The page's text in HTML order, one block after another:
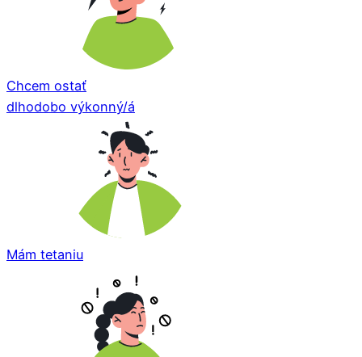
Chcem ostať
dlhodobo výkonný/á
Mám tetaniu